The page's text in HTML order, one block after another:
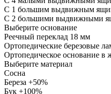
С 1 большим выдвижным
С 2 большими выдвижными
Выберите основание
Реечный переклад 18 мм
Ортопедические березовые
Ортопедическое основание в
Выберите материал
Сосна
Береза +50%
Бук +100%